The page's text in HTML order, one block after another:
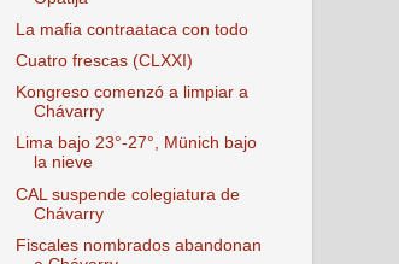
La mafia contraataca con todo
Cuatro frescas (CLXXI)
Kongreso comenzó a limpiar a
Chávarry
Lima bajo 23°-27°, Münich bajo
la nieve
CAL suspende colegiatura de
Chávarry
Fiscales nombrados abandonan